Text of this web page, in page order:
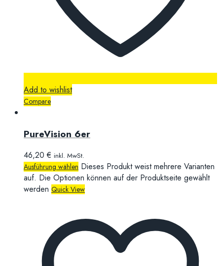
Add to wishlist
Compare
PureVision 6er
46,20€ inkl. MwSt.
Ausführung wählen Dieses Produkt weist mehrere Varianten
auf. Die Optionen können auf der Produktseite gewählt
werden Quick View